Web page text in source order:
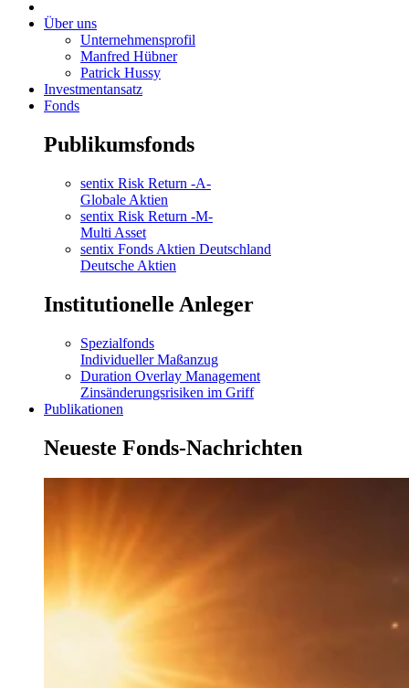
Über uns
Unternehmensprofil
Manfred Hübner
Patrick Hussy
Investmentansatz
Fonds
Publikumsfonds
sentix Risk Return -A-
Globale Aktien
sentix Risk Return -M-
Multi Asset
sentix Fonds Aktien Deutschland
Deutsche Aktien
Institutionelle Anleger
Spezialfonds
Individueller Maßanzug
Duration Overlay Management
Zinsänderungsrisiken im Griff
Publikationen
Neueste Fonds-Nachrichten